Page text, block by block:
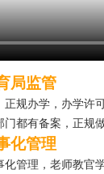
局监管
规办学，办学许
都有备案，正规
化管理
化管理，老师教官